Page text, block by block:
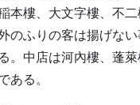
本樓、大文字樓、不
のふりの客は揚げない
。中店は河內樓、蓬
ある。